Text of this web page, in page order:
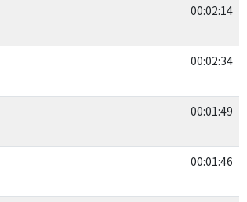
00:02:14
00:02:34
00:01:49
00:01:46